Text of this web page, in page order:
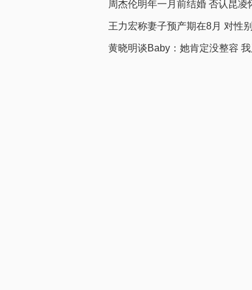
周杰伦明年一月前结婚 否认昆凌
王力宏称妻子预产期在8月 对性
黄晓明谈Baby：她肯定没整容